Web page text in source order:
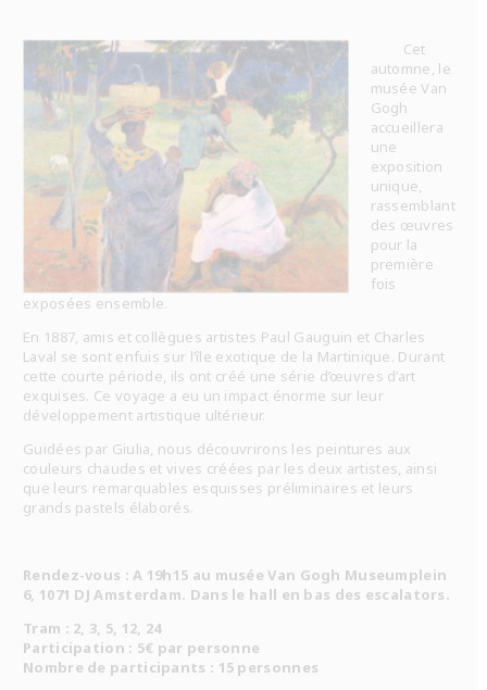
Cet
automne, le
musée Van
Gogh
accueillera
une
exposition
unique,
rassemblant
des œuvres
pour la
première
fois
exposées ensemble.
En 1887, amis et collègues artistes Paul Gauguin et Charles
Laval se sont enfuis sur l’île exotique de la Martinique. Durant
cette courte période, ils ont créé une série d’œuvres d’art
exquises. Ce voyage a eu un impact énorme sur leur
développement artistique ultérieur.
Guidées par Giulia, nous découvrirons les peintures aux
couleurs chaudes et vives créées par les deux artistes, ainsi
que leurs remarquables esquisses préliminaires et leurs
grands pastels élaborés.
Rendez-vous : A 19h15 au musée Van Gogh Museumplein
6, 1071 DJ Amsterdam. Dans le hall en bas des escalators.
Tram : 2, 3, 5, 12, 24
Participation : 5€ par personne
Nombre de participants : 15 personnes